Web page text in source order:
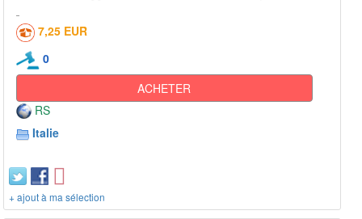
7,25 EUR
0
ACHETER
RS
Italie
+ ajout à ma sélection